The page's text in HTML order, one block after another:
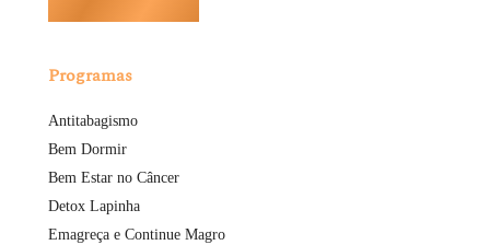
Programas
Antitabagismo
Bem Dormir
Bem Estar no Câncer
Detox Lapinha
Emagreça e Continue Magro